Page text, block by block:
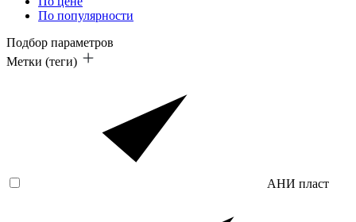
По популярности
Подбор параметров
Метки (теги)
АНИ пласт